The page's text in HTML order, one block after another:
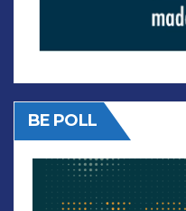
BE POLL